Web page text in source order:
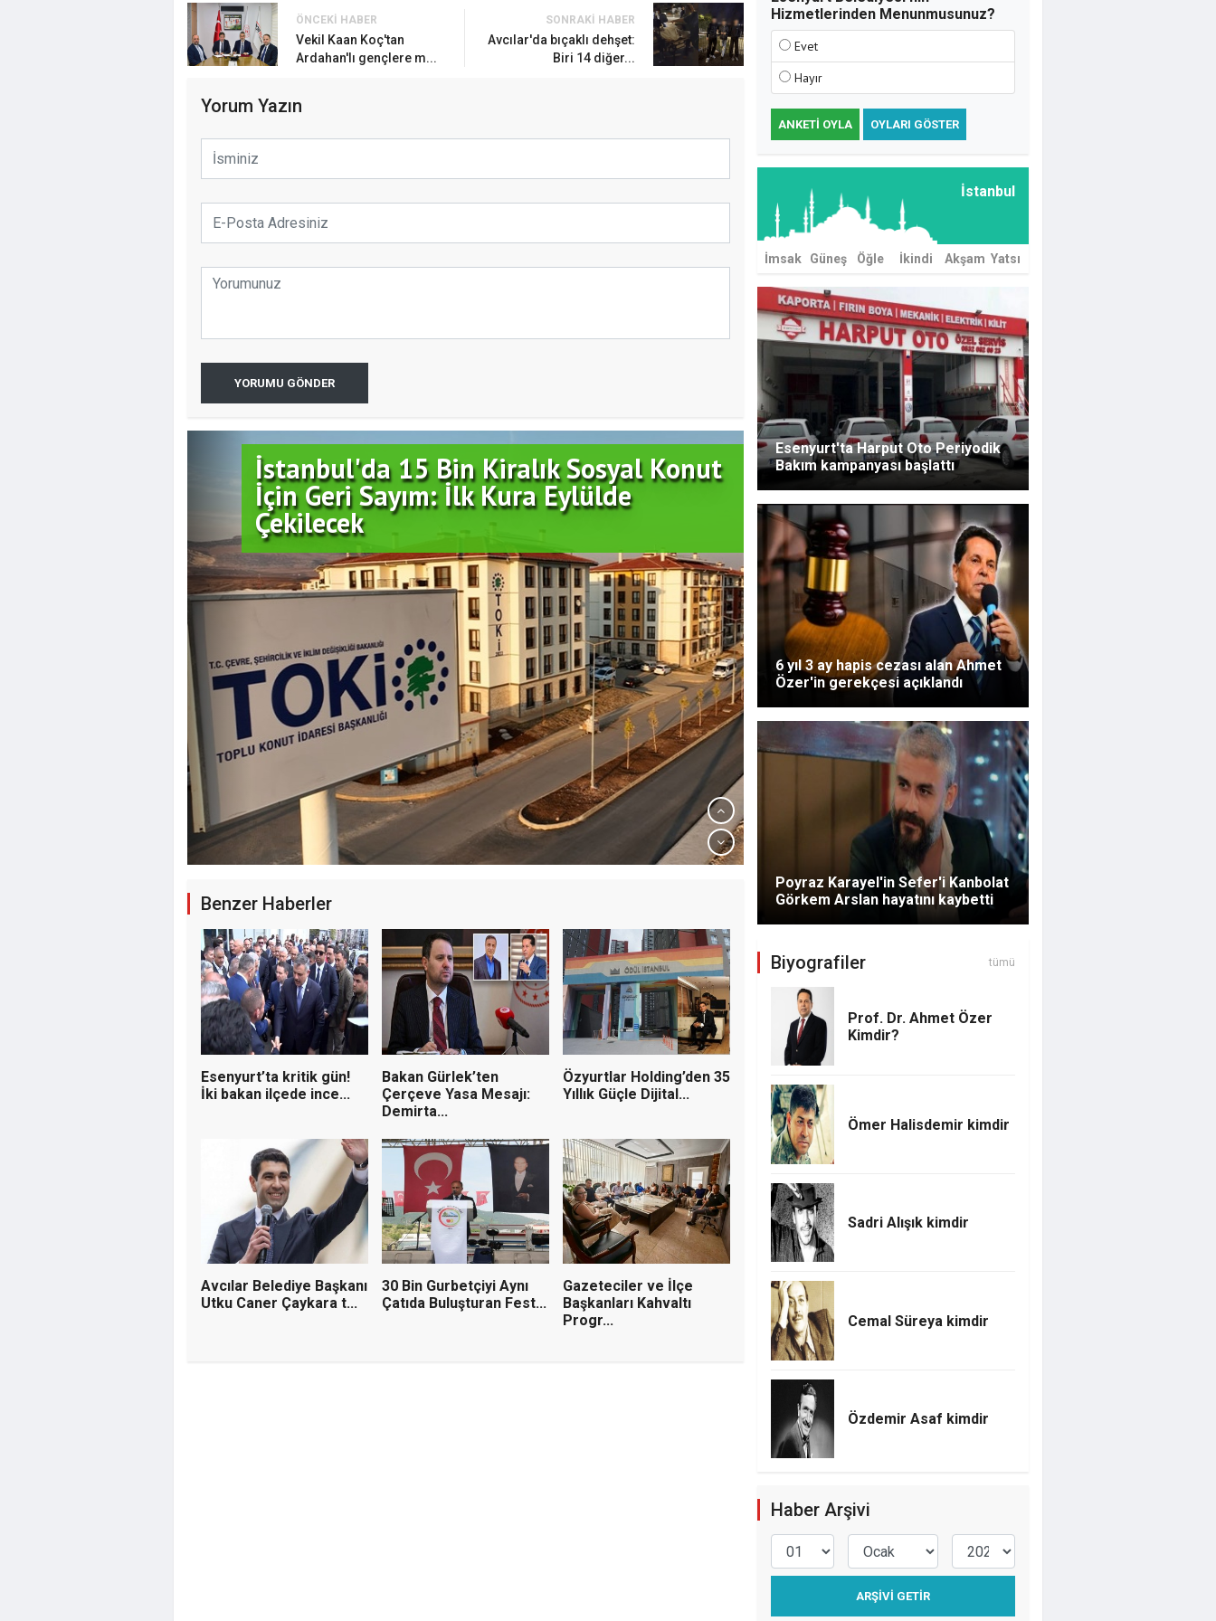
ÖNCEKI HABER
Vekil Kaan Koç'tan
Ardahan'lı gençlere m...
SONRAKI HABER
Avcılar'da bıçaklı dehşet:
Biri 14 diğer...
Yorum Yazın
YORUMU GÖNDER
İstanbul'da 15 Bin Kiralık Sosyal Konut
İçin Geri Sayım: İlk Kura Eylülde
Yeşilçam'ın Efsanesi Kadir İnanır
Hayatını Kaybetti
Akaryakıt Sektörüne Dev Operasyon: 6
Şirkete El Konuldu, 10 Şirkete Kayyum
Atandı
Yunus Dündar'dan Kemal Deniz
Benzer Haberler
Esenyurt’ta kritik gün!
İki bakan ilçede ince...
Bakan Gürlek’ten
Çerçeve Yasa Mesajı:
Demirta...
Özyurtlar Holding’den 35
Yıllık Güçle Dijital...
Avcılar Belediye Başkanı
Utku Caner Çaykara t...
30 Bin Gurbetçiyi Aynı
Çatıda Buluşturan Fest...
Gazeteciler ve İlçe
Başkanları Kahvaltı
Progr...
Hizmetlerinden Menunmusunuz?
Evet
Hayır
ANKETI OYLA OYLARI GÖSTER
İstanbul
İmsak Güneş Öğle İkindi Akşam Yatsı
Esenyurt'ta Harput Oto Periyodik
Bakım kampanyası başlattı
6 yıl 3 ay hapis cezası alan Ahmet
Özer'in gerekçesi açıklandı
Poyraz Karayel'in Sefer'i Kanbolat
Görkem Arslan hayatını kaybetti
Biyografiler tümü
Prof. Dr. Ahmet Özer
Kimdir?
Ömer Halisdemir kimdir
Sadri Alışık kimdir
Cemal Süreya kimdir
Özdemir Asaf kimdir
Haber Arşivi
ARŞIVI GETIR